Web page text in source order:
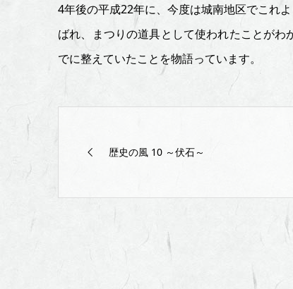
め
～
4年後の平成22年に、今度は城南地区でこれ
ばれ、まつりの道具として使われたことが
でに整えていたことを物語っています。
歴史の風 10 ～伏石～